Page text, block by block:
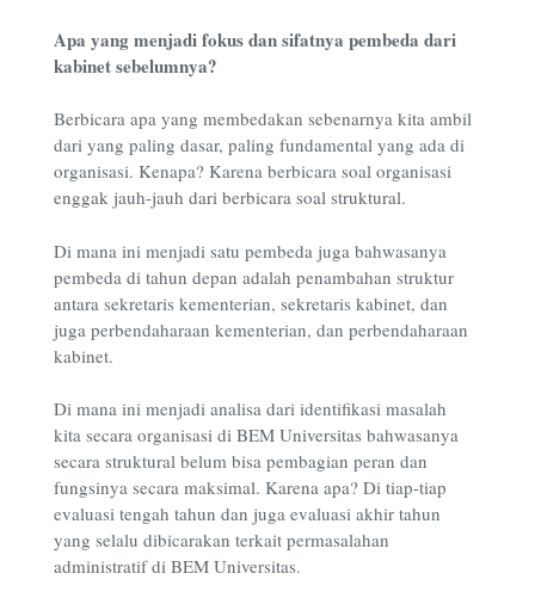
Apa yang menjadi fokus dan sifatnya pembeda dari
kabinet sebelumnya?
Berbicara apa yang membedakan sebenarnya kita ambil
dari yang paling dasar, paling fundamental yang ada di
organisasi. Kenapa? Karena berbicara soal organisasi
enggak jauh-jauh dari berbicara soal struktural.
Di mana ini menjadi satu pembeda juga bahwasanya
pembeda di tahun depan adalah penambahan struktur
antara sekretaris kementerian, sekretaris kabinet, dan
juga perbendaharaan kementerian, dan perbendaharaan
kabinet.
Di mana ini menjadi analisa dari identifikasi masalah
kita secara organisasi di BEM Universitas bahwasanya
secara struktural belum bisa pembagian peran dan
fungsinya secara maksimal. Karena apa? Di tiap-tiap
evaluasi tengah tahun dan juga evaluasi akhir tahun
yang selalu dibicarakan terkait permasalahan
administratif di BEM Universitas.